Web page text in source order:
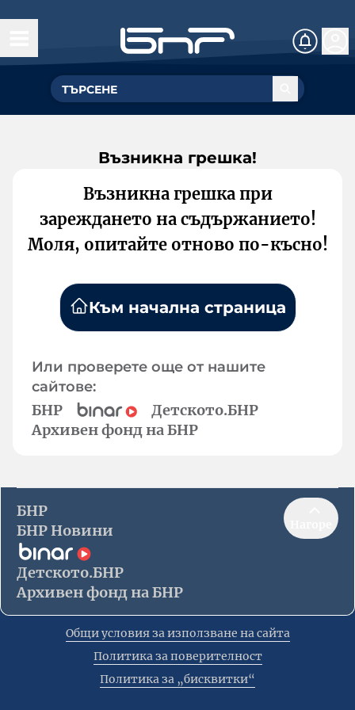
Възникна грешка!
Възникна грешка при
зареждането на съдържанието!
Моля, опитайте отново по-късно!
Към начална страница
Или проверете още от нашите
сайтове:
БНР
Детското.БНР
Архивен фонд на БНР
БНР
БНР Новини
Детското.БНР
Архивен фонд на БНР
Общи условия за използване на сайта
Политика за поверителност
Политика за „бисквитки“